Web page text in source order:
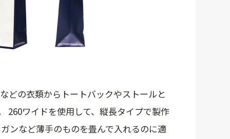
どの衣類からトートバックやストールと
260ワイドを使用して、縦長タイプで製作
ンなど薄手のものを畳んで入れるのに適